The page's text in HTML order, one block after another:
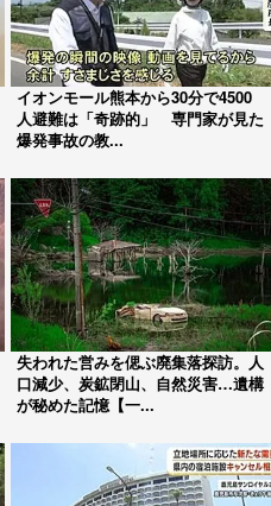
イオンモール熊本から30分で4500
人避難は「奇跡的」 専門家が見た
爆発事故の教...
失われた営みを偲ぶ廃集落探訪。人
口減少、炭鉱閉山、自然災害…遺構
が秘めた記憶【一...